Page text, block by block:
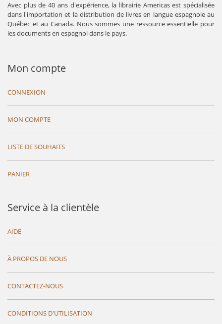
Avec plus de 40 ans d'expérience, la librairie Americas est spécialisée
dans l'importation et la distribution de livres en langue espagnole au
Québec et au Canada. Nous sommes une ressource essentielle pour
les documents en espagnol dans le pays.
Mon compte
CONNEXION
MON COMPTE
LISTE DE SOUHAITS
PANIER
Service à la clientèle
AIDE
À PROPOS DE NOUS
CONTACTEZ-NOUS
CONDITIONS D'UTILISATION